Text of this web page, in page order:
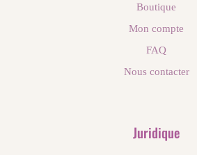
Boutique
Mon compte
FAQ
Nous contacter
Juridique